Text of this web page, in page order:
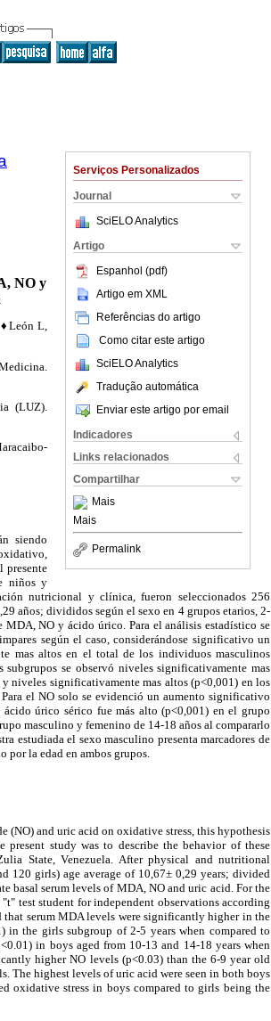
Serviços Personalizados
Journal
SciELO Analytics
Artigo
Espanhol (pdf)
Artigo em XML
Referências do artigo
Como citar este artigo
SciELO Analytics
Tradução automática
Enviar este artigo por email
Indicadores
Links relacionados
Compartilhar
Mais
Mais
Permalink
NO y
♦ León L,
(LUZ).
siendo
presente
niños y
nutricional y clínica, fueron seleccionados 256
años; divididos según el sexo en 4 grupos etarios, 2-
MDA, NO y ácido úrico. Para el análisis estadístico se
según el caso, considerándose significativo un
mas altos en el total de los individuos masculinos
se observó niveles significativamente mas
niveles significativamente mas altos (p<0,001) en los
el NO solo se evidenció un aumento significativo
úrico sérico fue más alto (p<0,001) en el grupo
masculino y femenino de 14-18 años al compararlo
estudiada el sexo masculino presenta marcadores de
la edad en ambos grupos.
and uric acid on oxidative stress, this hypothesis
study was to describe the behavior of these
State, Venezuela. After physical and nutritional
120 girls) age average of 10,67± 0,29 years; divided
basal serum levels of MDA, NO and uric acid. For the
test student for independent observations according
that serum MDA levels were significantly higher in the
the girls subgroup of 2-5 years when compared to
in boys aged from 10-13 and 14-18 years when
higher NO levels (p<0.03) than the 6-9 year old
The highest levels of uric acid were seen in both boys
oxidative stress in boys compared to girls being the